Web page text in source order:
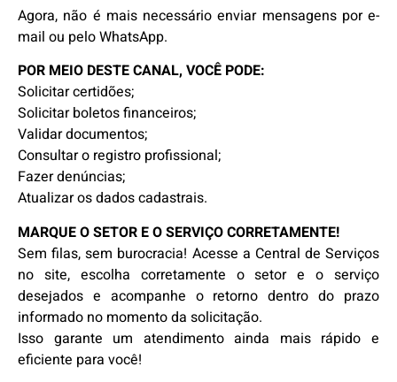
Agora, não é mais necessário enviar mensagens por e-
mail ou pelo WhatsApp.
POR MEIO DESTE CANAL, VOCÊ PODE:
Solicitar certidões;
Solicitar boletos financeiros;
Validar documentos;
Consultar o registro profissional;
Fazer denúncias;
Atualizar os dados cadastrais.
MARQUE O SETOR E O SERVIÇO CORRETAMENTE!
Sem filas, sem burocracia! Acesse a Central de Serviços
no site, escolha corretamente o setor e o serviço
desejados e acompanhe o retorno dentro do prazo
informado no momento da solicitação.
Isso garante um atendimento ainda mais rápido e
eficiente para você!